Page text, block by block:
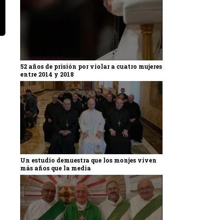
52 años de prisión por violar a cuatro mujeres
entre 2014 y 2018
Un estudio demuestra que los monjes viven
más años que la media